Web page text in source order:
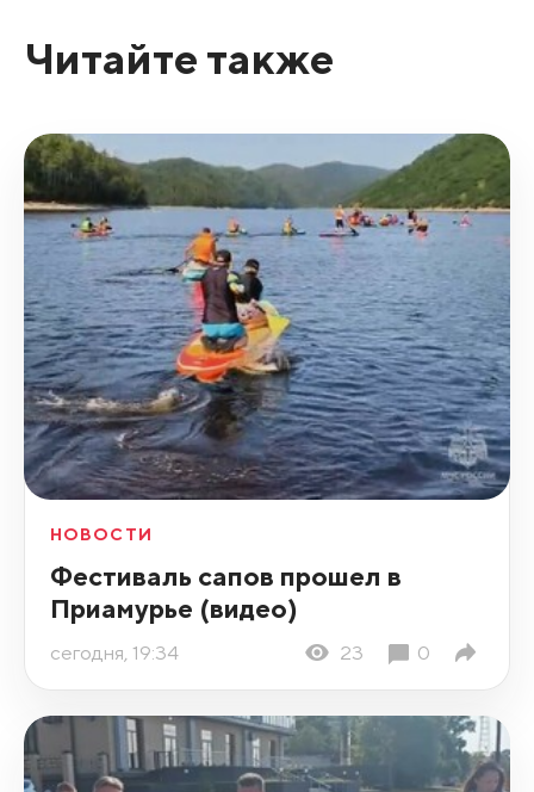
Читайте также
НОВОСТИ
Фестиваль сапов прошел в
Приамурье (видео)
сегодня, 19:34 23 0